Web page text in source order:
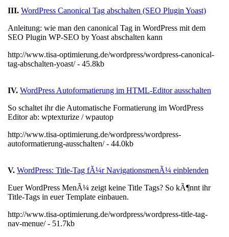
III. WordPress Canonical Tag abschalten (SEO Plugin Yoast)
Anleitung: wie man den canonical Tag in WordPress mit dem
SEO Plugin WP-SEO by Yoast abschalten kann
http://www.tisa-optimierung.de/wordpress/wordpress-canonical-
tag-abschalten-yoast/ - 45.8kb
IV. WordPress Autoformatierung im HTML-Editor ausschalten
So schaltet ihr die Automatische Formatierung im WordPress
Editor ab: wptexturize / wpautop
http://www.tisa-optimierung.de/wordpress/wordpress-
autoformatierung-ausschalten/ - 44.0kb
V. WordPress: Title-Tag fÃ¼r NavigationsmenÃ¼ einblenden
Euer WordPress MenÃ¼ zeigt keine Title Tags? So kÃ¶nnt ihr
Title-Tags in euer Template einbauen.
http://www.tisa-optimierung.de/wordpress/wordpress-title-tag-
nav-menue/ - 51.7kb